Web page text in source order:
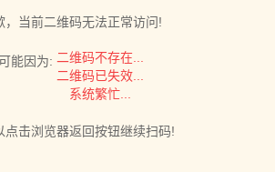
，当前二维码无法正常访问!
能因为: 二维码不存在...
二维码已失效...
系统繁忙...
点击浏览器返回按钮继续扫码!